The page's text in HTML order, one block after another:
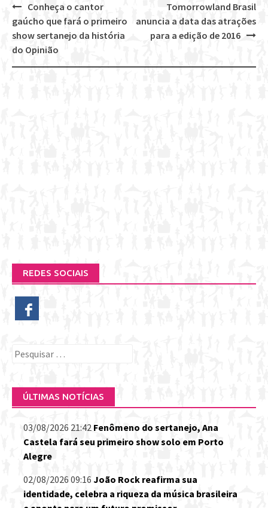
Post
navigation
Tomorrowland Brasil
anuncia a data das atrações
para a edição de 2016
Conheça o cantor
gaúcho que fará o primeiro
show sertanejo da história
do Opinião
REDES SOCIAIS
Pesquisar
ÚLTIMAS NOTÍCIAS
03/08/2026 21:42 Fenômeno do sertanejo, Ana
Castela fará seu primeiro show solo em Porto
Alegre
02/08/2026 09:16 João Rock reafirma sua
identidade, celebra a riqueza da música brasileira